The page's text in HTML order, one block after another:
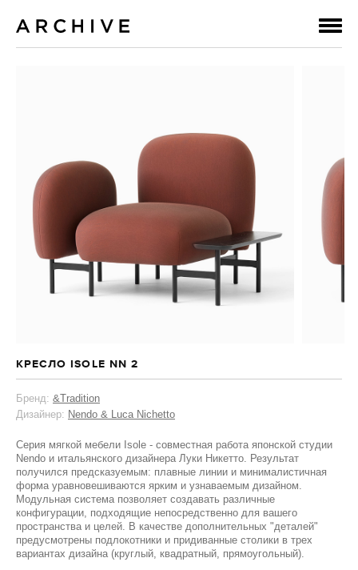
КРЕСЛО ISOLE NN 2
Бренд: &Tradition
Дизайнер: Nendo & Luca Nichetto
Серия мягкой мебели Isole - совместная работа японской студии
Nendo и итальянского дизайнера Луки Никетто. Результат
получился предсказуемым: плавные линии и минималистичная
форма уравновешиваются ярким и узнаваемым дизайном.
Модульная система позволяет создавать различные
конфигурации, подходящие непосредственно для вашего
пространства и целей. В качестве дополнительных "деталей"
предусмотрены подлокотники и придиванные столики в трех
вариантах дизайна (круглый, квадратный, прямоугольный).